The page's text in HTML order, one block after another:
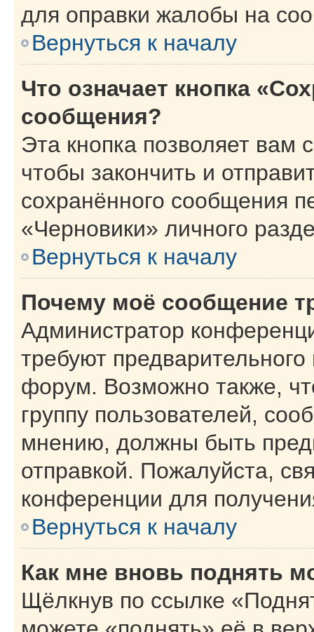
для оправки жалобы на
Вернуться к началу
Что означает кнопка
сообщения?
Эта кнопка позволяет вам
чтобы закончить и
сохранённого сообщения
«Черновики» личного
Вернуться к началу
Почему моё сообщение
Администратор
требуют
форум. Возможно также,
группу пользователей,
мнению, должны быть
отправкой. Пожалуйста,
конференции для
Вернуться к началу
Как мне вновь поднять
Щёлкнув по ссылке